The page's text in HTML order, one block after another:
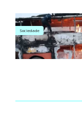
Sociedade